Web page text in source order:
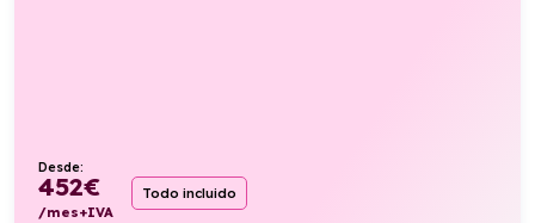
Desde:
452€
/mes+IVA
Todo incluido